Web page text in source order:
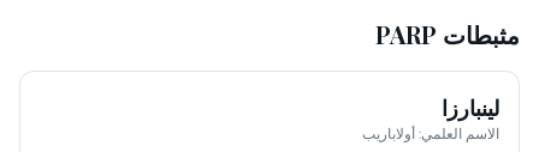
مثبطات PARP
لينبارزا
الاسم العلمي:أولاباريب